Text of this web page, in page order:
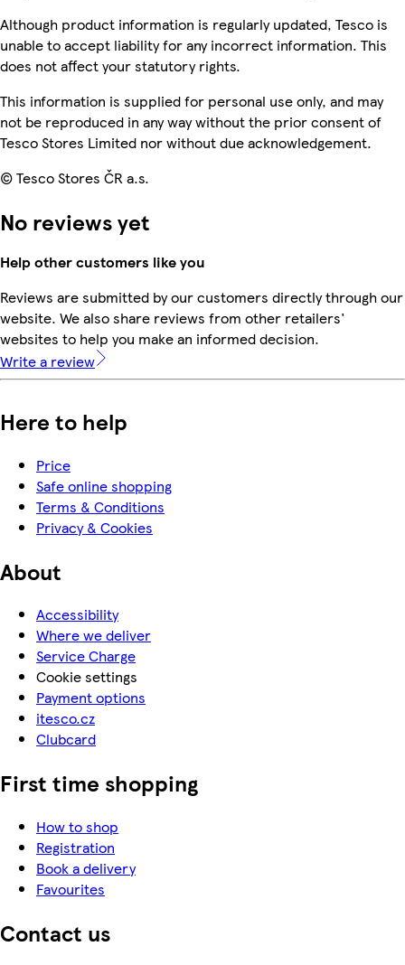
Although product information is regularly updated, Tesco is
unable to accept liability for any incorrect information. This
does not affect your statutory rights.
This information is supplied for personal use only, and may
not be reproduced in any way without the prior consent of
Tesco Stores Limited nor without due acknowledgement.
© Tesco Stores ČR a.s.
No reviews yet
Help other customers like you
Reviews are submitted by our customers directly through our
website. We also share reviews from other retailers'
websites to help you make an informed decision.
Write a review
Here to help
Price
Safe online shopping
Terms & Conditions
Privacy & Cookies
About
Accessibility
Where we deliver
Service Charge
Cookie settings
Payment options
itesco.cz
Clubcard
First time shopping
How to shop
Registration
Book a delivery
Favourites
Contact us